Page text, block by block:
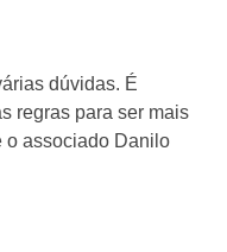
dúvidas. É
regras para ser mais
o associado Danilo